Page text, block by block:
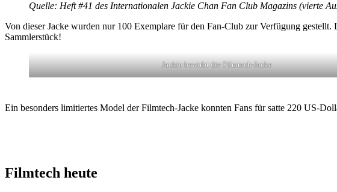
Quelle: Heft #41 des Internationalen Jackie Chan Fan Club Magazins (vierte
Von dieser Jacke wurden nur 100 Exemplare für den Fan-Club zur Verfügung
Sammlerstück!
Jackie bewirbt die Filmtech-Jacke
Ein besonders limitiertes Model der Filmtech-Jacke konnten Fans für satte 220 US-
Filmtech heute